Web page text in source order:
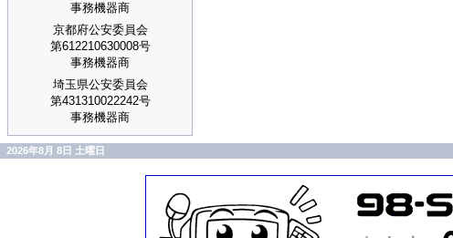
事務機器商
京都府公安委員会
第612210630008号
事務機器商
埼玉県公安委員会
第431310022242号
事務機器商
2026年8月 8日 土曜日